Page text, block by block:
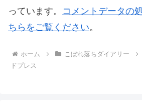
っています。 コメントデータの
ちらをご覧ください。
ホーム こぼれ落ちダイアリー
ドプレス